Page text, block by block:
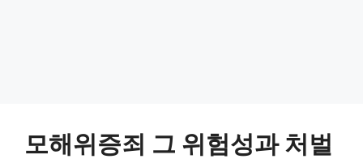
모해위증죄 그 위험성과 처벌